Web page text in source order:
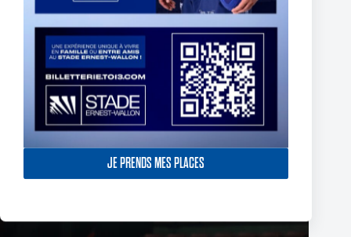
JE PRENDS MES PLACES
Fin de l’aventure Olympienne pour Reubenn Rennie
6 août 2026